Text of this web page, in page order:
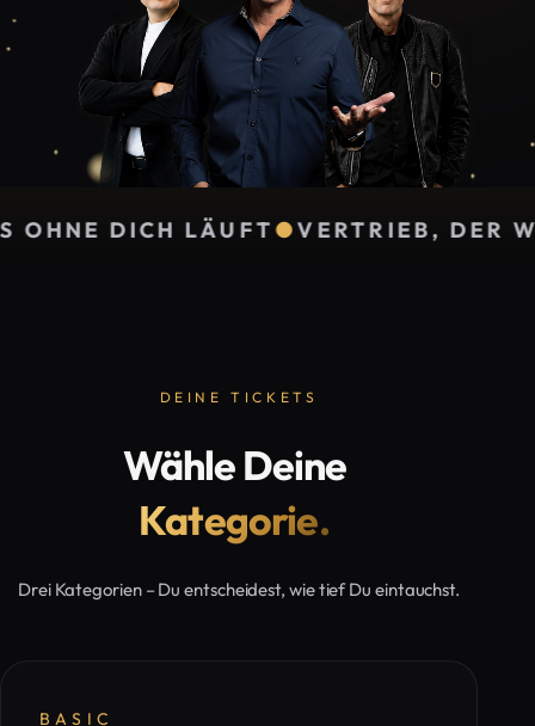
● VERTRIEB, DER WIRKLICH VERKAUFT
DEINE TICKETS
Wähle Deine
Kategorie.
Drei Kategorien – Du entscheidest, wie tief Du eintauchst.
BASIC